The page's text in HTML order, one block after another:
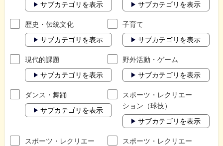
サブカテゴリを表示
サブカテゴリを表示
歴史・伝統文化
サブカテゴリを表示
子育て
サブカテゴリを表示
現代的課題
サブカテゴリを表示
野外活動・ゲーム
サブカテゴリを表示
ダンス・舞踊
サブカテゴリを表示
スポーツ・レクリエー
ション（球技）
サブカテゴリを表示
スポーツ・レクリエー
スポーツ・レクリエー